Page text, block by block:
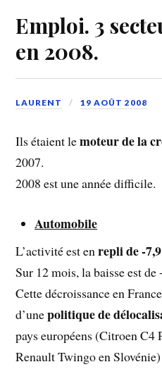
Emploi. 3
en 2008.
LAURENT 19 AOÛT 2008
Ils étaient lemoteur de la
2007.
2008 est une année difficile.
Automobile
L’activité est enrepli de -
Sur 12 mois, la baisse est de
Cette décroissance en
d’unepolitique de
pays européens (Citroen C4
Renault Twingo en Slovénie)